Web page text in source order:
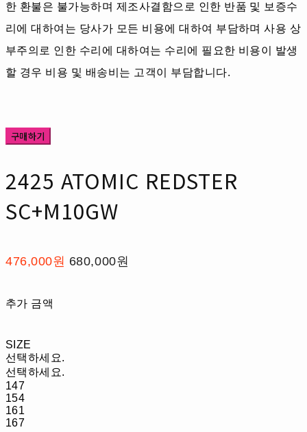
한 환불은 불가능하며 제조사결함으로 인한 반품 및 보증수
리에 대하여는 당사가 모든 비용에 대하여 부담하며 사용 상
부주의로 인한 수리에 대하여는 수리에 필요한 비용이 발생
할 경우 비용 및 배송비는 고객이 부담합니다.
구매하기
2425 ATOMIC REDSTER
SC+M10GW
476,000원 680,000원
추가 금액
SIZE
선택하세요.
선택하세요.
147
154
161
167